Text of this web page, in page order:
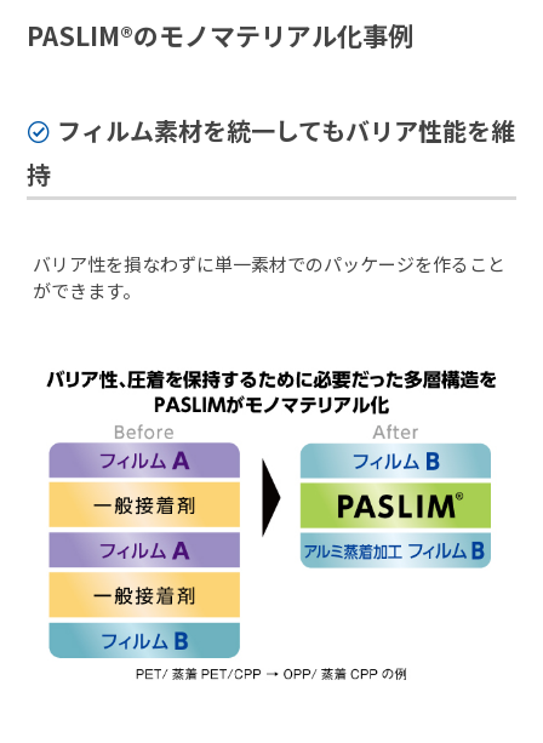
PASLIM®のモノマテリアル化事例
フィルム素材を統一してもバリア性能を維
持
バリア性を損なわずに単一素材でのパッケージを作ること
ができます。